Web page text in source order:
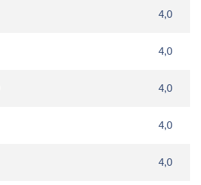
4,0
4,0
4,0
4,0
4,0